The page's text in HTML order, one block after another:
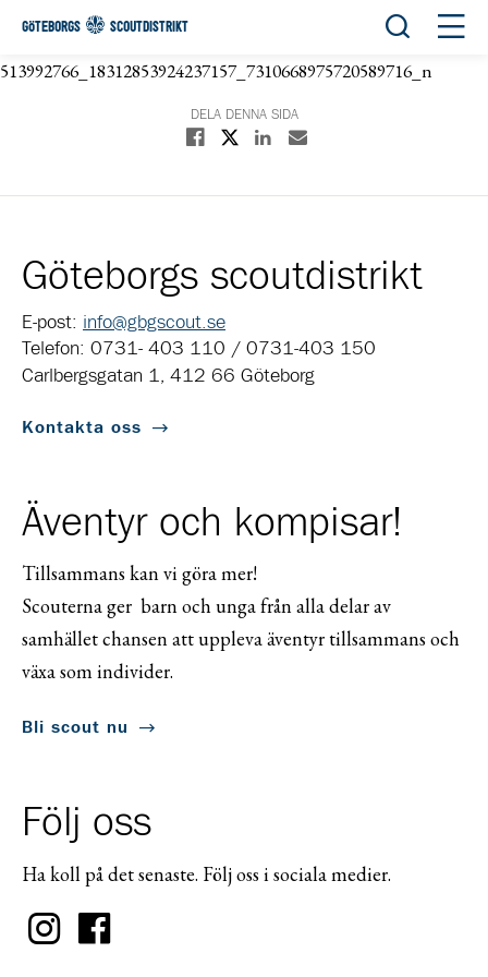
GÖTEBORGS SCOUTDISTRIKT Öppna
513992766_18312853924237157_7310668975720589716_n
DELA DENNA SIDA
Dela på Facebook
Dela på XDela på Linkedin
Dela med E-post
Göteborgs scoutdistrikt
E-post: info@gbgscout.se
Telefon: 0731- 403 110 / 0731-403 150
Carlbergsgatan 1, 412 66 Göteborg
Kontakta oss
Äventyr och kompisar!
Tillsammans kan vi göra mer!
Scouterna ger barn och unga från alla delar av
samhället chansen att uppleva äventyr tillsammans och
växa som individer.
Bli scout nu
Följ oss
Ha koll på det senaste. Följ oss i sociala medier.